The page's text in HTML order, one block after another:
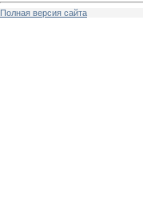
Полная версия сайта